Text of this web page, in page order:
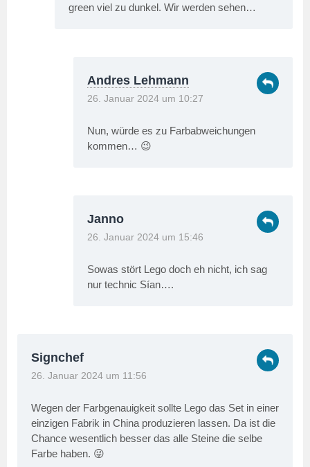
green viel zu dunkel. Wir werden sehen…
Andres Lehmann
26. Januar 2024 um 10:27
Nun, würde es zu Farbabweichungen
kommen… 😉
Janno
26. Januar 2024 um 15:46
Sowas stört Lego doch eh nicht, ich sag
nur technic Sían….
Signchef
26. Januar 2024 um 11:56
Wegen der Farbgenauigkeit sollte Lego das Set in einer
einzigen Fabrik in China produzieren lassen. Da ist die
Chance wesentlich besser das alle Steine die selbe
Farbe haben. 😜